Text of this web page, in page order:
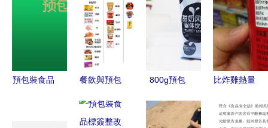
預包裝食品
餐飲與預包
融合 中國
800g預包
指南 主流
比炸雞熱量
食物 警惕